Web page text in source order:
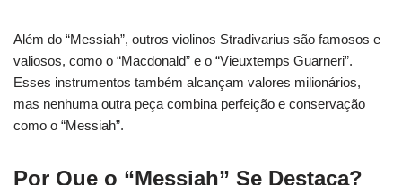
Além do “Messiah”, outros violinos Stradivarius são famosos e
valiosos, como o “Macdonald” e o “Vieuxtemps Guarneri”.
Esses instrumentos também alcançam valores milionários,
mas nenhuma outra peça combina perfeição e conservação
como o “Messiah”.
Por Que o “Messiah” Se Destaca?